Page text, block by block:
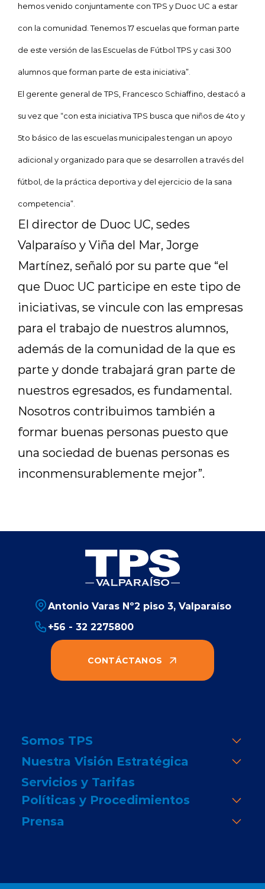
hemos venido conjuntamente con TPS y Duoc UC a estar
con la comunidad. Tenemos 17 escuelas que forman parte
de este versión de las Escuelas de Fútbol TPS y casi 300
alumnos que forman parte de esta iniciativa”.
El gerente general de TPS, Francesco Schiaffino, destacó a
su vez que “con esta iniciativa TPS busca que niños de 4to y
5to básico de las escuelas municipales tengan un apoyo
adicional y organizado para que se desarrollen a través del
fútbol, de la práctica deportiva y del ejercicio de la sana
competencia”.
El director de Duoc UC, sedes
Valparaíso y Viña del Mar, Jorge
Martínez, señaló por su parte que “el
que Duoc UC participe en este tipo de
iniciativas, se vincule con las empresas
para el trabajo de nuestros alumnos,
además de la comunidad de la que es
parte y donde trabajará gran parte de
nuestros egresados, es fundamental.
Nosotros contribuimos también a
formar buenas personas puesto que
una sociedad de buenas personas es
inconmensurablemente mejor”.
Antonio Varas Nº2 piso 3, Valparaíso
+56 - 32 2275800
CONTÁCTANOS
Somos TPS
Nuestra Visión Estratégica
Servicios y Tarifas
Políticas y Procedimientos
Prensa